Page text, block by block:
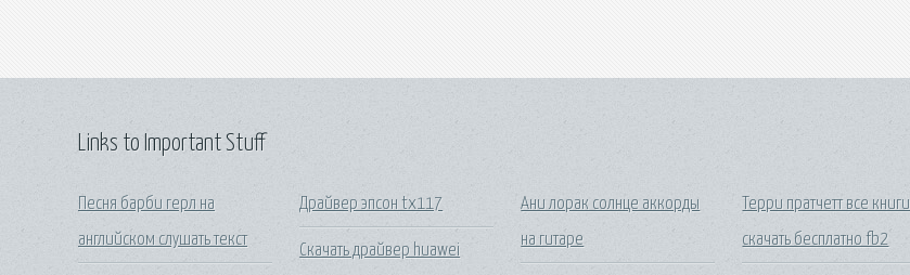
Links to Important Stuff
Песня барби герл на
английском слушать текст
Драйвер эпсон tx117
Скачать драйвер huawei
Ани лорак солнце аккорды
на гитаре
Терри пратчетт все книги
скачать бесплатно fb2